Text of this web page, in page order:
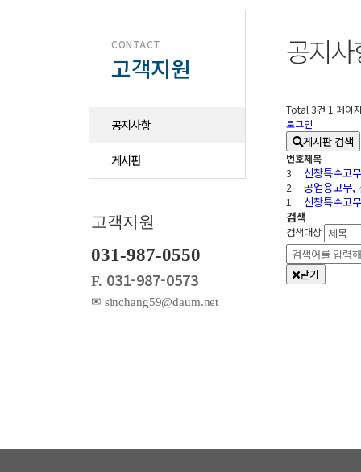
CONTACT
고객지원
공지사항
게시판
고객지원
031-987-0550
F. 031-987-0573
✉ sinchang59@daum.net
공지사
Total 3건 1 페이
로그인
게시판 검색
번호제목
3
신창특수고
2 공업용고무,
1 신창특수고
검색
검색대상
닫기